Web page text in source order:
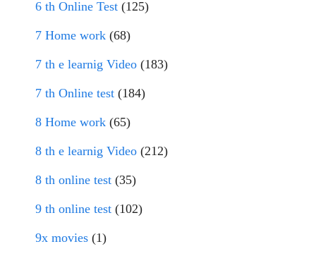
6 th Online Test (125)
7 Home work (68)
7 th e learnig Video (183)
7 th Online test (184)
8 Home work (65)
8 th e learnig Video (212)
8 th online test (35)
9 th online test (102)
9x movies (1)